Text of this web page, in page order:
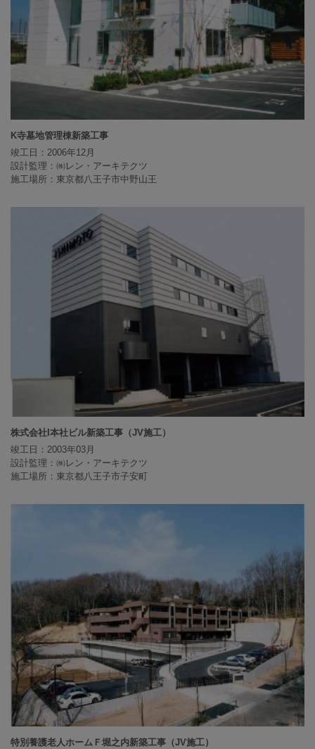
K寺墓地管理棟新築工事
竣工日：2006年12月
設計監理：㈱レン・アーキテクツ
施工場所：東京都八王子市中野山王
株式会社I本社ビル新築工事（JV施工）
竣工日：2003年03月
設計監理：㈱レン・アーキテクツ
施工場所：東京都八王子市子安町
特別養護老人ホームＦ堀之内新築工事（JV施工）